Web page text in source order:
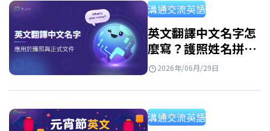
Football 是什麼意思? Football是英國及世界上
大多數國家對足球的普遍稱呼，也是FIFA世界
盃等國際賽事所使用的術語。若你收看英國或
歐洲的體育媒體，會比 soccer…
溝通交流英語
英文翻譯中文名字怎
麼寫？護照姓名拼音
規則與常見名字對照
2026年/06月/29日
溝通交流英語